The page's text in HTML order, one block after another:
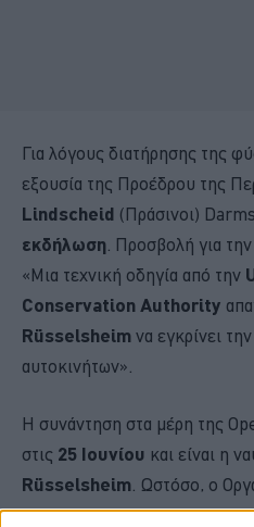
Για λόγους διατήρησης της
εξουσία της Προέδρου της
Lindscheid (Πράσινοι)
εκδήλωση . Προσβολή για
«Μια τεχνική οδηγία από την
Conservation Authority
Rüsselsheim να εγκρίνει
αυτοκινήτων».
Η συνάντηση στα μέρη της
στις 25 Ιουνίου και είναι η
Rüsselsheim . Ωστόσο, ο
της φύσης είχε παραπονεθεί